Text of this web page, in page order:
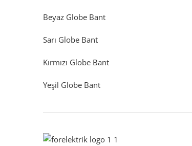
Beyaz Globe Bant
Sarı Globe Bant
Kırmızı Globe Bant
Yeşil Globe Bant